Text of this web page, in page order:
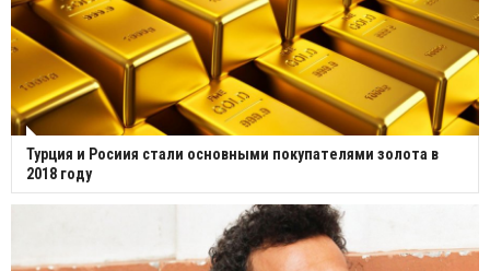
Турция и Росиия стали основными покупателями золота в
2018 году